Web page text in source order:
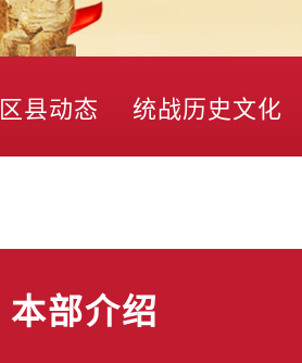
区县动态 统战历史文化
本部介绍